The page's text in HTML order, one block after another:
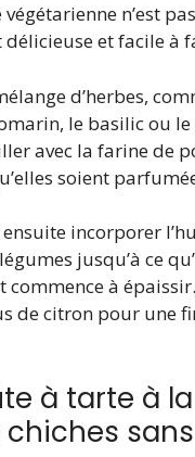
n’est
délicieuse et facile à
d’herbes,
le basilic ou
avec la farine de
soient
incorporer
jusqu’à ce
commence à
de citron pour une
à tarte à